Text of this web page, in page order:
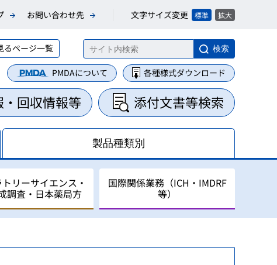
お問い合わせ先 文字サイズ変更 標準 拡大
るページ一覧 検索
PMDAについて 各種様式ダウンロード
回収情報等 添付文書等検索
製品種類別
集・整理業務
に関する業務
リーサイエンス・
調査・日本薬局方
について
国際関係業務（ICH・IMDRF
等）